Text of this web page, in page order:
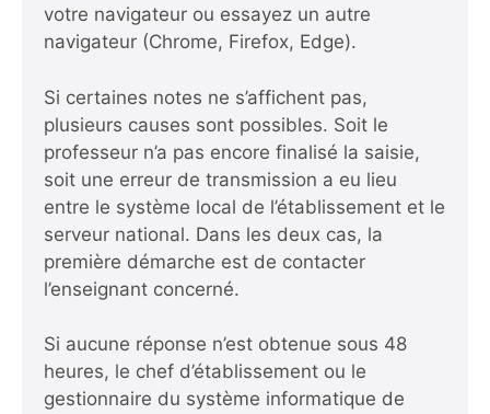
votre navigateur ou essayez un autre
navigateur (Chrome, Firefox, Edge).
Si certaines notes ne s’affichent pas,
plusieurs causes sont possibles. Soit le
professeur n’a pas encore finalisé la saisie,
soit une erreur de transmission a eu lieu
entre le système local de l’établissement et le
serveur national. Dans les deux cas, la
première démarche est de contacter
l’enseignant concerné.
Si aucune réponse n’est obtenue sous 48
heures, le chef d’établissement ou le
gestionnaire du système informatique de